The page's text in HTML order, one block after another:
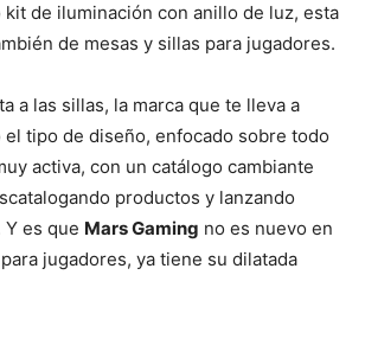
kit de iluminación con anillo de luz, esta
de mesas y sillas para jugadores.
a las sillas, la marca que te lleva a
tipo de diseño, enfocado sobre todo
activa, con un catálogo cambiante
productos y lanzando
es que Mars Gaming no es nuevo en
jugadores, ya tiene su dilatada